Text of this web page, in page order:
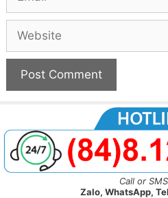
Call or
Zalo, WhatsApp,